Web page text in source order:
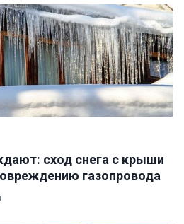
сход снега с крыши
газопровода